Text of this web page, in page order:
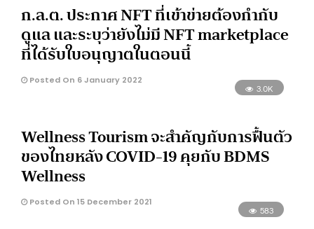
ก.ล.ต. ประกาศ NFT ที่เข้าข่ายต้องกำกับ
ดูแล และระบุว่ายังไม่มี NFT marketplace
ที่ได้รับใบอนุญาตในตอนนี้
Posted On 6 January 2022
3.0K
Wellness Tourism จะสำคัญกับการฟื้นตัว
ของไทยหลัง COVID-19 คุยกับ BDMS
Wellness
Posted On 15 December 2021
583